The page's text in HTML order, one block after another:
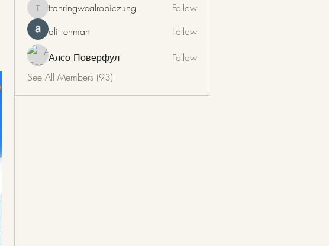
tranringwealropiczung
tranringwealropiczung
Follow
ali rehman
Follow
Алсо Поверфул
Follow
See All Members (93)